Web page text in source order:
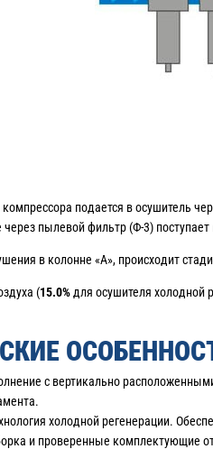
подается в осушитель
через пылевой фильтр (Ф-3)
в колонне «А», происходит
(15.0% для осушителя холодной
с вертикально
холодной регенерации.
и проверенные комплектующие